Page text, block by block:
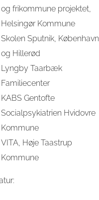
og frikommune projektet,
Helsingør Kommune
Skolen Sputnik, København
og Hillerød
Lyngby Taarbæk
Familiecenter
KABS Gentofte
Socialpsykiatrien Hvidovre
Kommune
VITA, Høje Taastrup
Kommune